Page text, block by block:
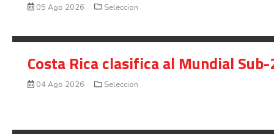
05 Ago 2026 Seleccion
Costa Rica clasifica al Mundial
04 Ago 2026 Seleccion